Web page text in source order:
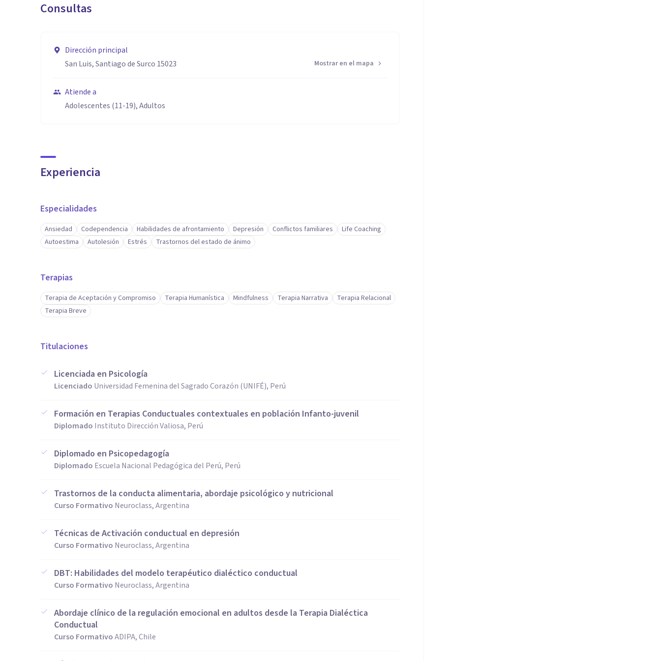
Consultas
Dirección principal
San Luis, Santiago de Surco 15023
Mostrar en el mapa
Atiende a
Adolescentes (11-19), Adultos
Experiencia
Especialidades
Ansiedad Codependencia Habilidades de afrontamiento Depresión Conflictos familiares
Life Coaching
Autoestima
Autolesión Estrés Trastornos del estado de ánimo
Terapias
Terapia de Aceptación y Compromiso Terapia Humanística Mindfulness Terapia Narrativa
Terapia Relacional
Terapia Breve
Titulaciones
Licenciada en Psicología
Licenciado Universidad Femenina del Sagrado Corazón (UNIFÉ), Perú
Formación en Terapias Conductuales contextuales en población Infanto-juvenil
Diplomado Instituto Dirección Valiosa, Perú
Diplomado en Psicopedagogía
Diplomado Escuela Nacional Pedagógica del Perú, Perú
Trastornos de la conducta alimentaria, abordaje psicológico y nutricional
Curso Formativo Neuroclass, Argentina
Técnicas de Activación conductual en depresión
Curso Formativo Neuroclass, Argentina
DBT: Habilidades del modelo terapéutico dialéctico conductual
Curso Formativo Neuroclass, Argentina
Abordaje clínico de la regulación emocional en adultos desde la Terapia Dialéctica
Conductual
Curso FormativoADIPA, Chile